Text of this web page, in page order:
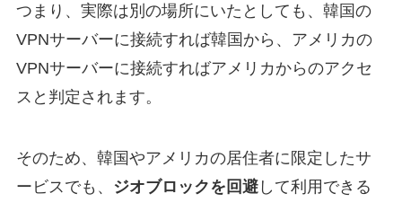
つまり、実際は別の場所にいたとしても、韓国の
VPNサーバーに接続すれば韓国から、アメリカの
VPNサーバーに接続すればアメリカからのアクセ
スと判定されます。
そのため、韓国やアメリカの居住者に限定したサ
ービスでも、
ジオブロックを回避して利用できる